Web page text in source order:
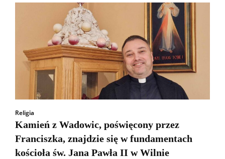
Religia
Kamień z Wadowic, poświęcony przez
Franciszka, znajdzie się w fundamentach
kościoła św. Jana Pawła II w Wilnie